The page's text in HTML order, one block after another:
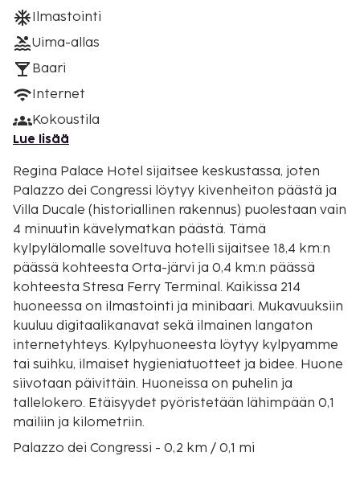
Ilmastointi
Uima-allas
Baari
Internet
Kokoustila
Lue lisää
Regina Palace Hotel sijaitsee keskustassa, joten
Palazzo dei Congressi löytyy kivenheiton päästä ja
Villa Ducale (historiallinen rakennus) puolestaan vain
4 minuutin kävelymatkan päästä. Tämä
kylpylälomalle soveltuva hotelli sijaitsee 18,4 km:n
päässä kohteesta Orta-järvi ja 0,4 km:n päässä
kohteesta Stresa Ferry Terminal. Kaikissa 214
huoneessa on ilmastointi ja minibaari. Mukavuuksiin
kuuluu digitaalikanavat sekä ilmainen langaton
internetyhteys. Kylpyhuoneesta löytyy kylpyamme
tai suihku, ilmaiset hygieniatuotteet ja bidee. Huone
siivotaan päivittäin. Huoneissa on puhelin ja
tallelokero. Etäisyydet pyöristetään lähimpään 0,1
mailiin ja kilometriin.
Palazzo dei Congressi - 0,2 km / 0,1 mi